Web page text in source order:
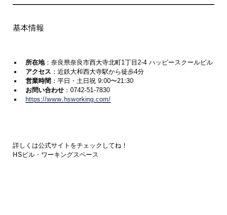
基本情報
所在地：奈良県奈良市西大寺北町1丁目2-4 ハッピースクールビル
アクセス ：近鉄大和西大寺駅から徒歩4分
営業時間 ：平日・土日祝 9:00〜21:30
お問い合わせ ：0742-51-7830
https://www.hsworking.com/
詳しくは公式サイトをチェックしてね！
HSビル・ワーキングスペース